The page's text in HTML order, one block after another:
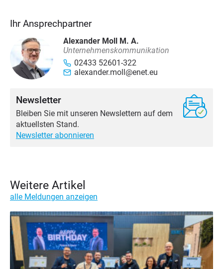
Ihr Ansprechpartner
Alexander Moll M. A.
Unternehmenskommunikation
02433 52601-322
alexander.moll@enet.eu
Newsletter
Bleiben Sie mit unseren Newslettern auf dem
aktuellsten Stand.
Newsletter abonnieren
Weitere Artikel
alle Meldungen anzeigen